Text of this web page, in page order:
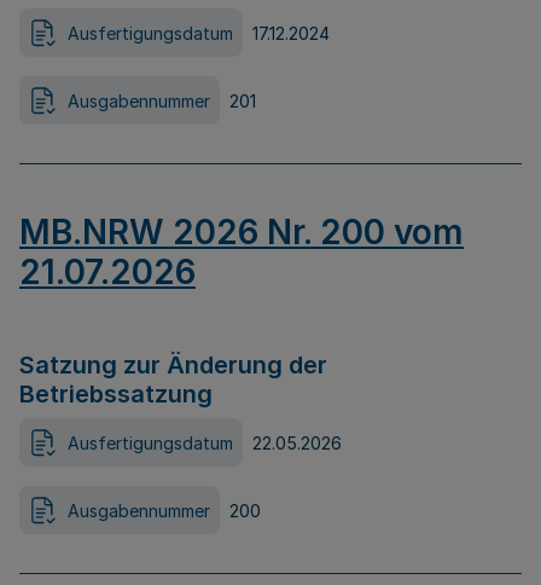
Ausfertigungsdatum 17.12.2024
Ausgabennummer 201
MB.NRW 2026 Nr. 200 vom
21.07.2026
Satzung zur Änderung der
Betriebssatzung
Ausfertigungsdatum 22.05.2026
Ausgabennummer 200